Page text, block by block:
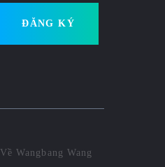
ĐĂNG KÝ
Về Wangbang Wang